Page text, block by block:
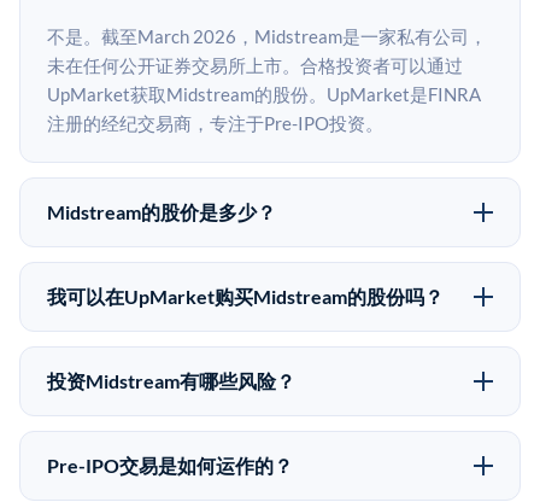
不是。截至March 2026，Midstream是一家私有公司，
未在任何公开证券交易所上市。合格投资者可以通过
UpMarket获取Midstream的股份。UpMarket是FINRA
注册的经纪交易商，专注于Pre-IPO投资。
Midstream的股价是多少？
Midstream没有公开股价，因为它是一家私有公司。最
近的已知股价来自其最近一轮融资。 二级市场上的Pre-
有所不同。
我可以在UpMarket购买Midstream的股份吗？
可以。合格投资者可以通过填写本页表单或在
upmarket.co创建账户来表达对Midstream股份的投资意
50,000美元。UpMarket是FINRA注册的经纪交易商，
自2019年以来已经纪超过5亿美元的另类投资。
投资Midstream有哪些风险？
Pre-IPO投资存在重大风险。Midstream的股份流动性
低，意味着没有公开市场可以快速出售。不存在确定的
Pre-IPO交易是如何运作的？